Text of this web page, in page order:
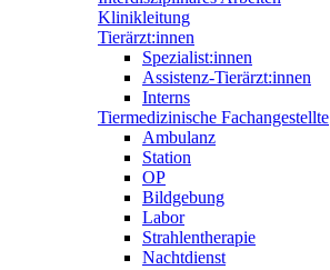
Klinikleitung
Tierärzt:innen
Spezialist:innen
Assistenz-Tierärzt:innen
Interns
Tiermedizinische Fachangestellte
Ambulanz
Station
OP
Bildgebung
Labor
Strahlentherapie
Nachtdienst